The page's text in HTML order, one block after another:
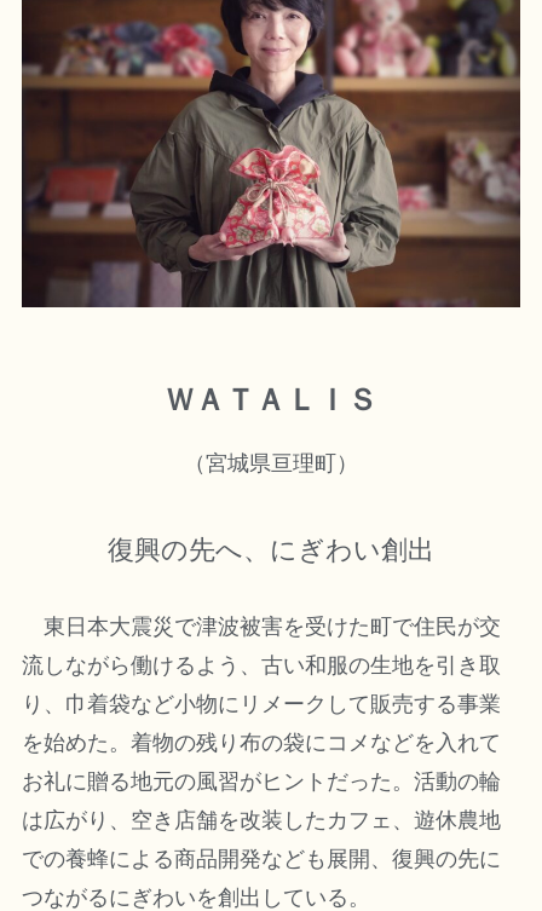
ＷＡＴＡＬＩＳ
（宮城県亘理町）
復興の先へ、にぎわい創出
東日本大震災で津波被害を受けた町で住民が交
流しながら働けるよう、古い和服の生地を引き取
り、巾着袋など小物にリメークして販売する事業
を始めた。着物の残り布の袋にコメなどを入れて
お礼に贈る地元の風習がヒントだった。活動の輪
は広がり、空き店舗を改装したカフェ、遊休農地
での養蜂による商品開発なども展開、復興の先に
つながるにぎわいを創出している。